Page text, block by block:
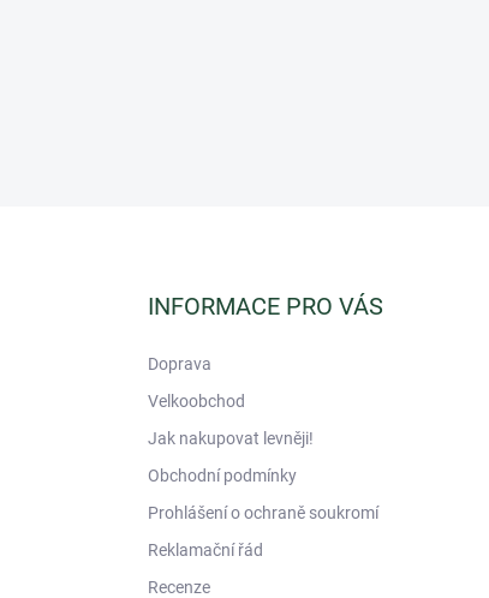
INFORMACE PRO VÁS
Doprava
Velkoobchod
Jak nakupovat levněji!
Obchodní podmínky
Prohlášení o ochraně soukromí
Reklamační řád
Recenze